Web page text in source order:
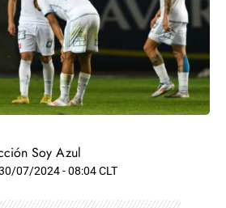
Soy Azul
07/2024 - 08:04 CLT